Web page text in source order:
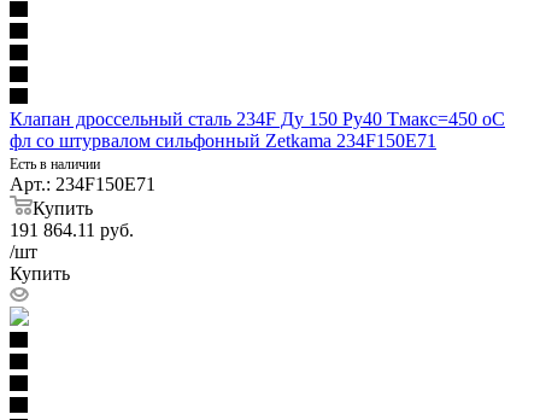
Клапан дроссельный сталь 234F Ду 150 Ру40 Тмакс=450 оС
фл со штурвалом сильфонный Zetkama 234F150E71
Есть в наличии
Арт.: 234F150E71
Купить
191 864.11 руб.
/шт
Купить